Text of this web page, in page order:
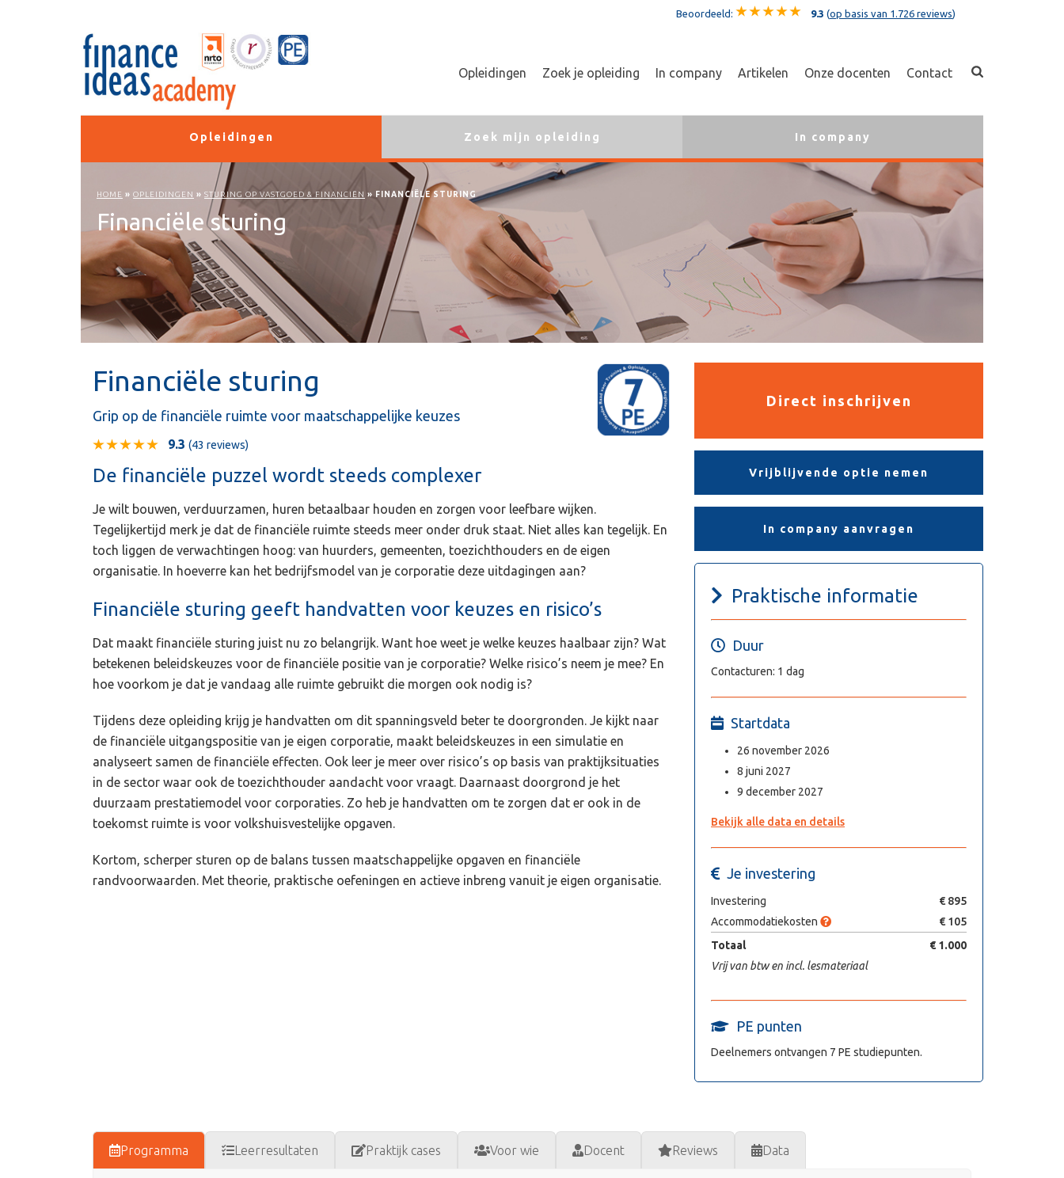
Beoordeeld: 9.3 (op basis van 1.726 reviews)
Opleidingen Zoek je opleiding In company Artikelen Onze docenten Contact
Opleidingen Zoek mijn opleiding In company
HOME » OPLEIDINGEN » STURING OP VASTGOED & FINANCIËN » FINANCIËLE STURING
Financiële sturing
Financiële sturing
Grip op de financiële ruimte voor maatschappelijke keuzes
9.3 (43 reviews)
De financiële puzzel wordt steeds complexer
Je wilt bouwen, verduurzamen, huren betaalbaar houden en zorgen voor leefbare wijken.
Tegelijkertijd merk je dat de financiële ruimte steeds meer onder druk staat. Niet alles kan tegelijk. En
toch liggen de verwachtingen hoog: van huurders, gemeenten, toezichthouders en de eigen
organisatie. In hoeverre kan het bedrijfsmodel van je corporatie deze uitdagingen aan?
Financiële sturing geeft handvatten voor keuzes en risico’s
Dat maakt financiële sturing juist nu zo belangrijk. Want hoe weet je welke keuzes haalbaar zijn? Wat
betekenen beleidskeuzes voor de financiële positie van je corporatie? Welke risico’s neem je mee? En
hoe voorkom je dat je vandaag alle ruimte gebruikt die morgen ook nodig is?
Tijdens deze opleiding krijg je handvatten om dit spanningsveld beter te doorgronden. Je kijkt naar
de financiële uitgangspositie van je eigen corporatie, maakt beleidskeuzes in een simulatie en
analyseert samen de financiële effecten. Ook leer je meer over risico’s op basis van praktijksituaties
in de sector waar ook de toezichthouder aandacht voor vraagt. Daarnaast doorgrond je het
duurzaam prestatiemodel voor corporaties. Zo heb je handvatten om te zorgen dat er ook in de
toekomst ruimte is voor volkshuisvestelijke opgaven.
Kortom, scherper sturen op de balans tussen maatschappelijke opgaven en financiële
randvoorwaarden. Met theorie, praktische oefeningen en actieve inbreng vanuit je eigen organisatie.
Direct inschrijven
Vrijblijvende optie nemen
In company aanvragen
Praktische informatie
Duur
Contacturen: 1 dag
Startdata
26 november 2026
8 juni 2027
9 december 2027
Bekijk alle data en details
Je investering
Investering
€ 895
Accommodatiekosten
€ 105
Totaal
€ 1.000
Vrij van btw en incl. lesmateriaal
PE punten
Deelnemers ontvangen 7 PE studiepunten.
Programma Leerresultaten Praktijk cases Voor wie Docent Reviews Data